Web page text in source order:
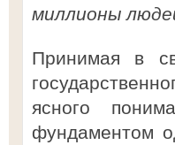
миллионы
Принимая в
ясного
фундаментом